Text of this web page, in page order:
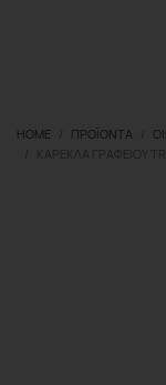
HOME ΠΡΟΪΌΝΤΑ
ΚΑΡΕΚΛΑ ΓΡΑΦΕΙΟΥ